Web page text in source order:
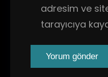
adresim ve
tarayıcıya